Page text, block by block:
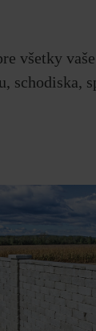
všetky
schodiska,